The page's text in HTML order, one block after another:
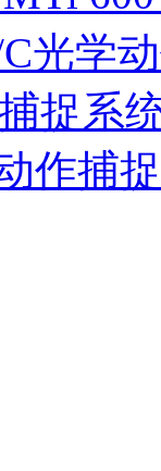
光学
捉系
作捕